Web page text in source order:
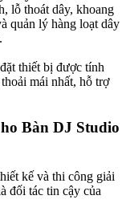
lỗ thoát dây, khoang
quản lý hàng loạt dây
thiết bị được tính
mái nhất, hỗ trợ
Bàn DJ Studio
kế và thi công giải
đối tác tin cậy của